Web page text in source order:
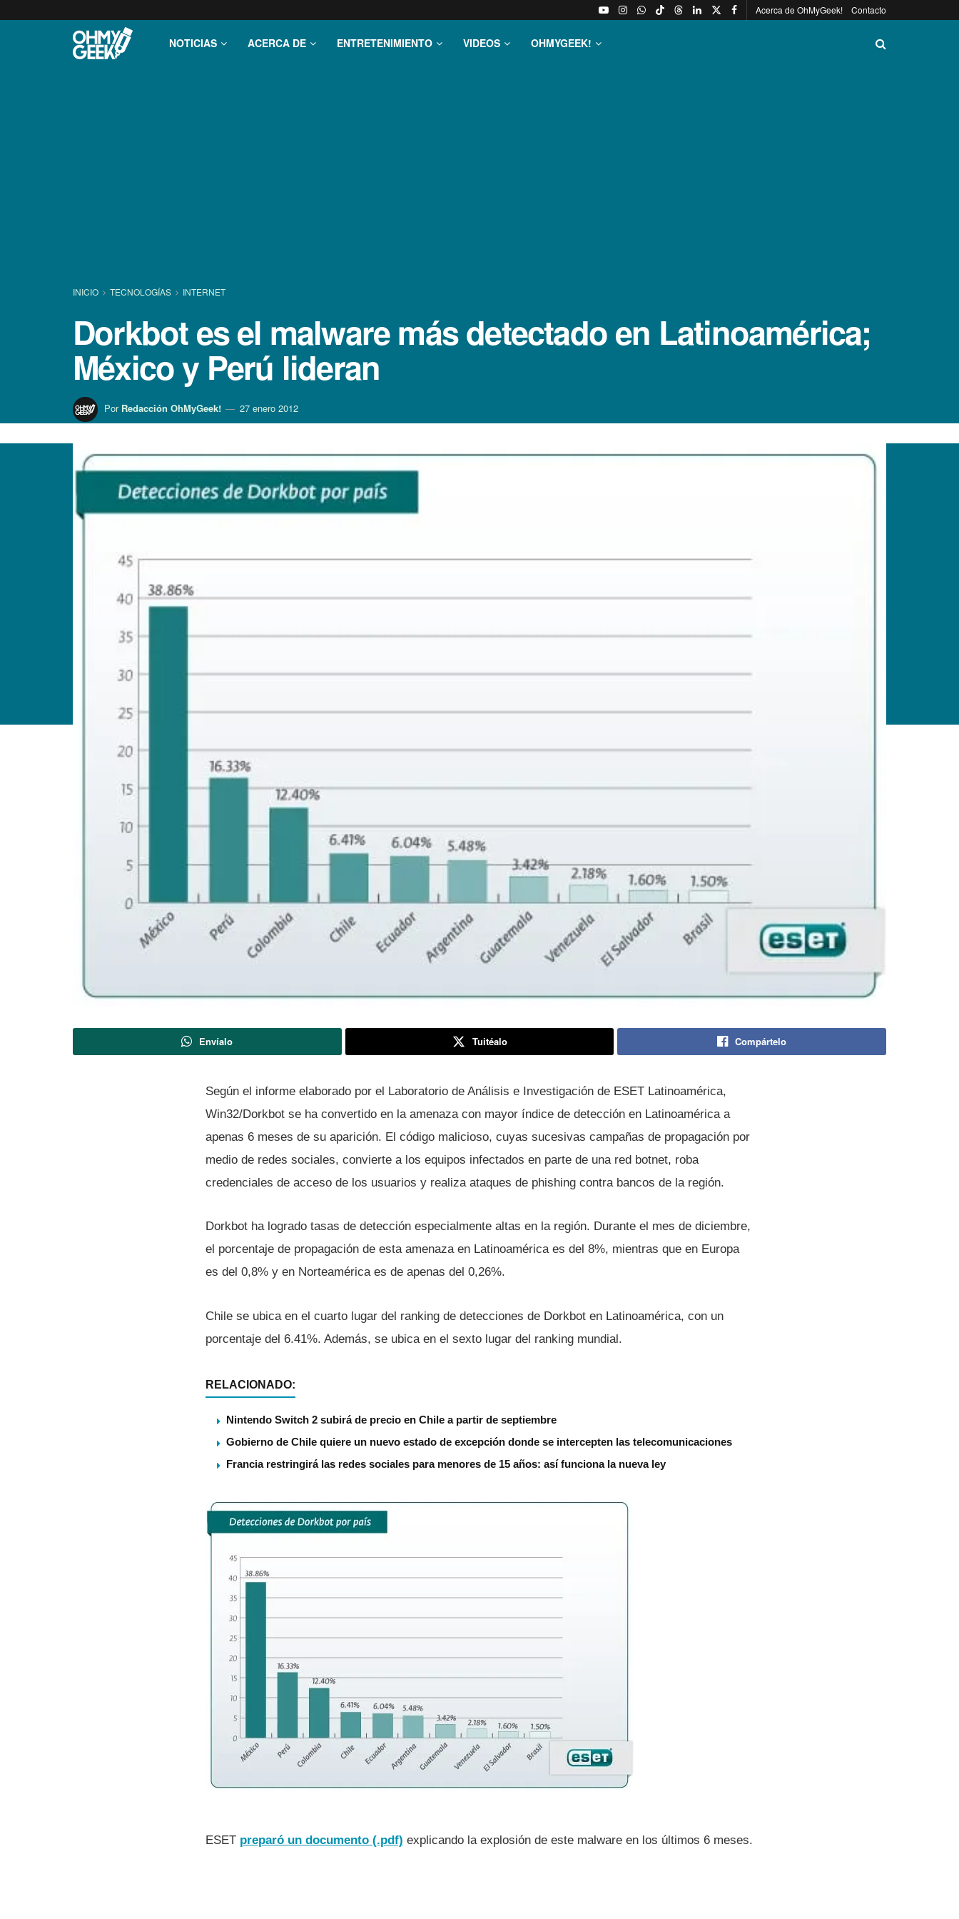
Acerca de OhMyGeek! Contacto
NOTICIAS ACERCA DE ENTRETENIMIENTO VIDEOS OHMYGEEK!
INICIO TECNOLOGÍ­AS INTERNET
Dorkbot es el malware más detectado en Latinoamérica;
México y Perú lideran
Por Redacción OhMyGeek! 27 enero 2012
Envíalo Tuitéalo Compártelo
Según el informe elaborado por el Laboratorio de Análisis e Investigación de ESET Latinoamérica,
Win32/Dorkbot se ha convertido en la amenaza con mayor í­ndice de detección en Latinoamérica a
apenas 6 meses de su aparición. El código malicioso, cuyas sucesivas campañas de propagación por
medio de redes sociales, convierte a los equipos infectados en parte de una red botnet, roba
credenciales de acceso de los usuarios y realiza ataques de phishing contra bancos de la región.
Dorkbot ha logrado tasas de detección especialmente altas en la región. Durante el mes de diciembre,
el porcentaje de propagación de esta amenaza en Latinoamérica es del 8%, mientras que en Europa
es del 0,8% y en Norteamérica es de apenas del 0,26%.
Chile se ubica en el cuarto lugar del ranking de detecciones de Dorkbot en Latinoamérica, con un
porcentaje del 6.41%. Además, se ubica en el sexto lugar del ranking mundial.
RELACIONADO:
Nintendo Switch 2 subirá de precio en Chile a partir de septiembre
Gobierno de Chile quiere un nuevo estado de excepción donde se intercepten las telecomunicaciones
Francia restringirá las redes sociales para menores de 15 años: así funciona la nueva ley
ESET preparó un documento (.pdf) explicando la explosión de este malware en los últimos 6 meses.